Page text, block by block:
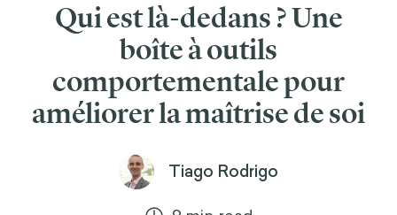
Qui est là-dedans ? Une
boîte à outils
comportementale pour
améliorer la maîtrise de soi
Tiago Rodrigo